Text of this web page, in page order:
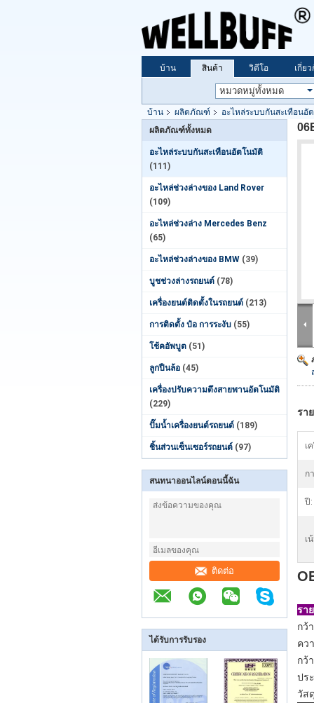
บ้าน สินค้า วิดีโอ เกี่ย
บ้าน ผลิตภัณฑ์
อะไหล่ระบบกันสะเทือนอั
ผลิตภัณฑ์ทั้งหมด
อะไหล่ระบบกันสะเทือนอัตโนมัติ
(111)
อะไหล่ช่วงล่างของ Land Rover
(109)
อะไหล่ช่วงล่าง Mercedes Benz
(65)
อะไหล่ช่วงล่างของ BMW (39)
บูชช่วงล่างรถยนต์ (78)
เครื่องยนต์ติดตั้งในรถยนต์ (213)
การติดตั้ง ป๋อ การระงับ (55)
โช้คอัพบูต (51)
ลูกปืนล้อ (45)
เครื่องปรับความตึงสายพานอัตโนมัติ
(229)
ปั๊มน้ำเครื่องยนต์รถยนต์ (189)
ชิ้นส่วนเซ็นเซอร์รถยนต์ (97)
สนทนาออนไลน์ตอนนี้ฉัน
ติดต่อ
ได้รับการรับรอง
รา
เ
ก
ปี:
เ
รา
กว้
คว
กว้
ปร
วัส